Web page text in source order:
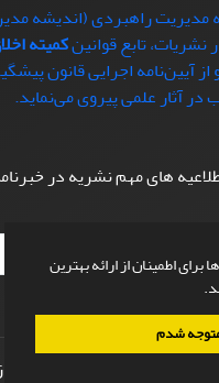
اطمینان از ارائه بهترین
شدم
راهبردی (اندیشه
نشریات، تابع قوانینکمیته
آیین‌نامه اجرایی قانون
در آثار علمی پیروی می‌نماید.
های مهم نشریه در
طراحی و پیاده سازی